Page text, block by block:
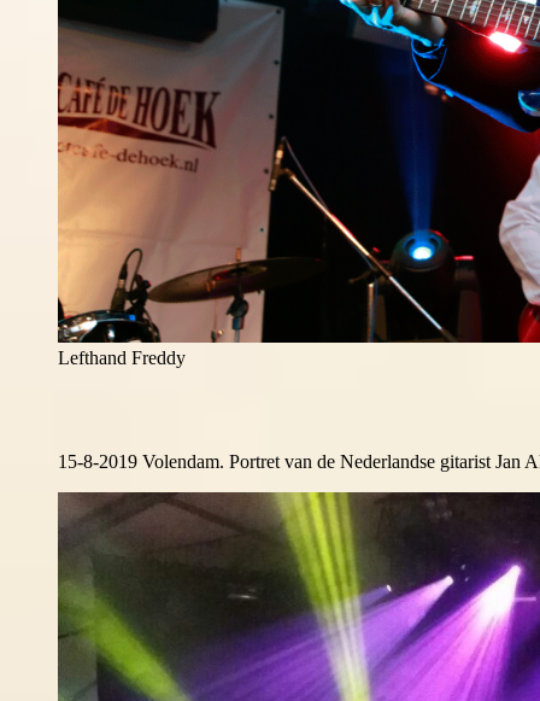
Lefthand Freddy
15-8-2019 Volendam. Portret van de Nederlandse gitarist Jan